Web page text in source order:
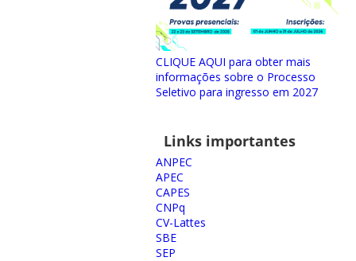
CLIQUE AQUI para obter mais
informações sobre o Processo
Seletivo para ingresso em 2027
Links importantes
ANPEC
APEC
CAPES
CNPq
CV-Lattes
SBE
SEP